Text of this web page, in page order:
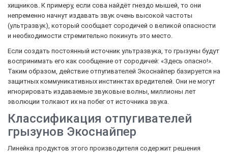
хищников. К примеру, если сова найдёт гнездо мышей, то они
непременно начнут издавать звук очень высокой частоты
(ультразвук), который сообщает сородичей о великой опасности
и необходимости стремительно покинуть это место.
Если создать постоянный источник ультразвука, то грызуны будут
воспринимать его как сообщение от сородичей: «Здесь опасно!».
Таким образом, действие отпугивателей Экоснайпер базируется на
защитных коммуникативных инстинктах вредителей. Они не могут
игнорировать издаваемые звуковые волны, миллионы лет
эволюции толкают их на побег от источника звука.
Классификация отпугивателей
грызунов Экоснайпер
Линейка продуктов этого производителя содержит решения